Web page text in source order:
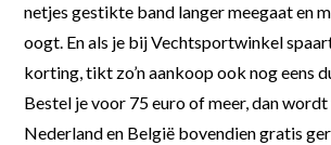
netjes gestikte band langer meegaat en
oogt. En als je bij Vechtsportwinkel
korting, tikt zo’n aankoop ook nog eens
Bestel je voor 75 euro of meer, dan
Nederland en België bovendien gratis